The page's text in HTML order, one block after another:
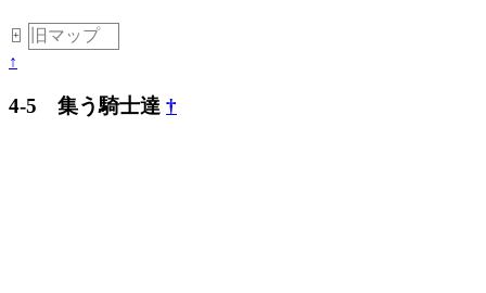
+ 旧マップ＿
↑
4-5 集う騎士達 †